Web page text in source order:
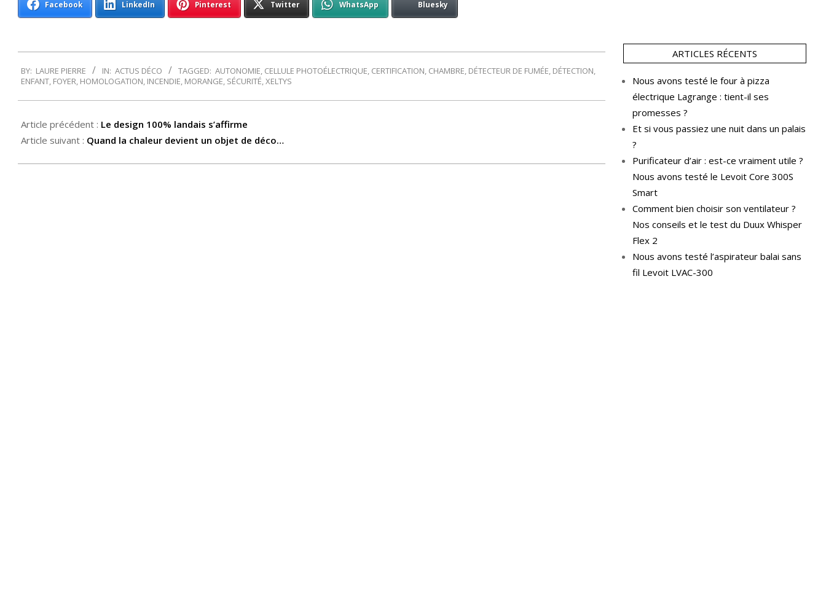
Facebook LinkedIn Pinterest Twitter WhatsApp Bluesky
02-
BY: LAURE PIERRE IN: ACTUS DÉCO TAGGED: AUTONOMIE, CELLULE PHOTOÉLECTRIQUE, CERTIFICATION, CHAMBRE, DÉTECTEUR DE FUMÉE, DÉTECTION,
ENFANT, FOYER, HOMOLOGATION, INCENDIE, MORANGE, SÉCURITÉ,XELTYS
Article précédent : Le design 100% landais s’affirme
Article suivant : Quand la chaleur devient un objet de déco…
ARTICLES RÉCENTS
Nous avons testé le four à pizza
électrique Lagrange : tient-il ses
promesses ?
Et si vous passiez une nuit dans un palais
?
Purificateur d’air : est-ce vraiment utile ?
Nous avons testé le Levoit Core 300S
Smart
Comment bien choisir son ventilateur ?
Nos conseils et le test du Duux Whisper
Flex 2
Nous avons testé l’aspirateur balai sans
fil Levoit LVAC-300